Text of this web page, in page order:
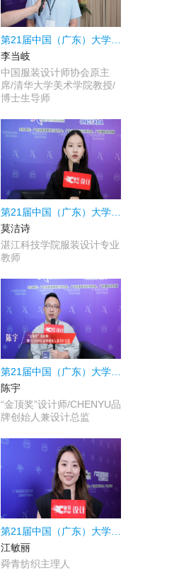
第21届中国（广东）大学生时装周|采访中国服装设计师协会原主席/清华大学美术学院教授/博士生导师李当岐
李当岐
中国服装设计师协会原主
席/清华大学美术学院教授/
博士生导师
第21届中国（广东）大学生时装周|采访湛江科技学院服装设计专业教师莫洁诗
莫洁诗
湛江科技学院服装设计专业
教师
第21届中国（广东）大学生时装周|采访“金顶奖”设计师陈宇
陈宇
“金顶奖”设计师/CHENYU品
牌创始人兼设计总监
第21届中国（广东）大学生时装周|20年只做一块布，小众面料也能变主流
江敏丽
舜青纺织主理人